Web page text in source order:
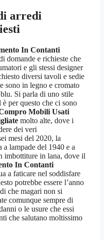
arredi
In Contanti
domande e richieste che
e gli stessi designer
diversi tavoli e sedie
sono in legno e cromato
Si parla di uno stile
per questo che ci sono
Mobili Usati
molto alte, dove i
dei veri
mesi del 2020, la
a lampade del 1940 e a
imbottiture in lana, dove il
In Contanti
a faticare nel soddisfare
potrebbe essere l’anno
che magari non si
comunque sempre di
o le usure che essi
che salutano moltissimo